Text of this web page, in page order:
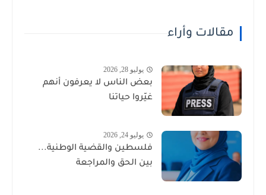
مقالات وأراء
يوليو 28, 2026
بعض الناس لا يعرفون أنهم
غيّروا حياتنا
يوليو 24, 2026
فلسطين والقضية الوطنية...
بين الحق والمراجعة